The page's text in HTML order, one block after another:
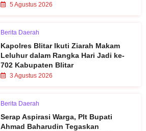
5 Agustus 2026
Berita Daerah
Kapolres Blitar Ikuti Ziarah Makam
Leluhur dalam Rangka Hari Jadi ke-
702 Kabupaten Blitar
3 Agustus 2026
Berita Daerah
Serap Aspirasi Warga, Plt Bupati
Ahmad Baharudin Tegaskan